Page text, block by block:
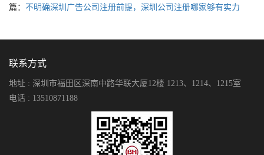
篇： 不明确深圳广告公司注册前提，深圳公司注册哪家够有实力
联系方式
地址 : 深圳市福田区深南中路华联大厦12楼 1213、1214、1215室
电话 : 13510871188